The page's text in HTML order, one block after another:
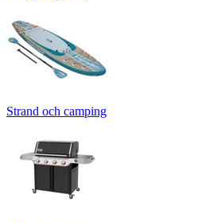
Strand och camping